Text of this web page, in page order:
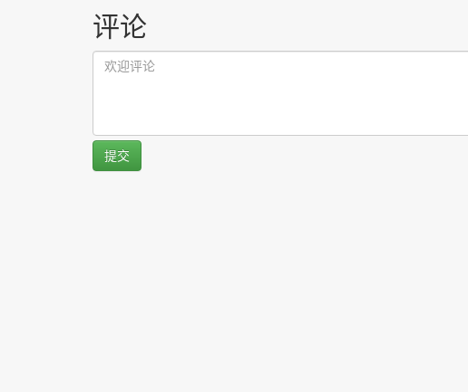
评论
提交